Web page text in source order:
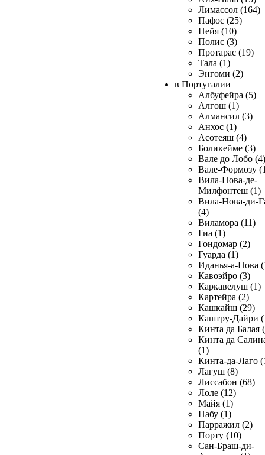
Лимассол (164)
Пафос (25)
Пейя (10)
Полис (3)
Протарас (19)
Тала (1)
Энгоми (2)
в Португалии
Албуфейра (5)
Алгош (1)
Алмансил (3)
Анхос (1)
Асотеяш (4)
Боликейме (3)
Вале до Лобо (4)
Вале-Формозу
Вила-Нова-де-
Милфонтеш (1)
Вила-Нова-ди-
(4)
Виламора (11)
Гиа (1)
Гондомар (2)
Гуарда (1)
Иданья-а-Нова
Кавоэйро (3)
Каркавелуш (1)
Картейра (2)
Кашкайш (29)
Каштру-Дайри
Кинта да Балая
Кинта да
(1)
Кинта-да-Лаго
Лагуш (8)
Лиссабон (68)
Лоле (12)
Майя (1)
Набу (1)
Парражил (2)
Порту (10)
Сан-Браш-ди-